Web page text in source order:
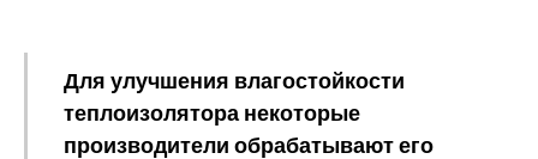
Для улучшения влагостойкости
теплоизолятора некоторые
производители обрабатывают его